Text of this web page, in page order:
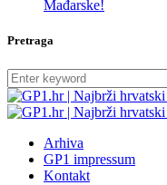
Mađarske!
Pretraga
Arhiva
GP1 impressum
Kontakt